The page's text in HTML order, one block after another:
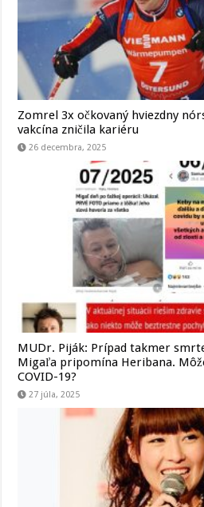
Zomrel 3x očkovaný hviezdny
vakcína zničila kariéru
26 decembra, 2025
MUDr. Piják: Prípad takmer
Migaľa pripomína Heribana.
COVID-19?
27 júla, 2025